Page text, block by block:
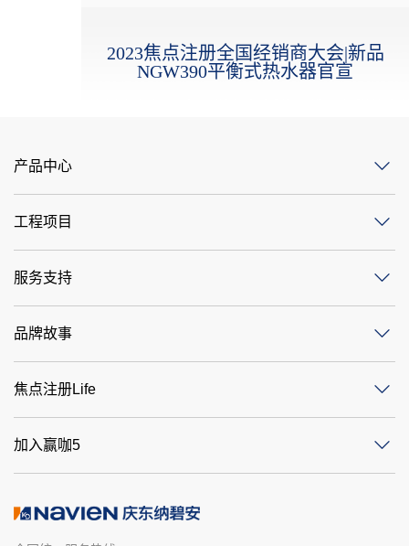
2023焦点注册全国经销商大会|新品
NGW390平衡式热水器官宣
产品中心
工程项目
服务支持
品牌故事
焦点注册Life
加入赢咖5